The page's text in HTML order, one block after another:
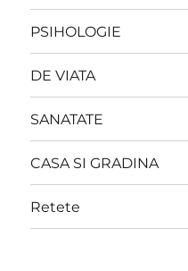
PSIHOLOGIE
DE VIATA
SANATATE
CASA SI GRADINA
Retete